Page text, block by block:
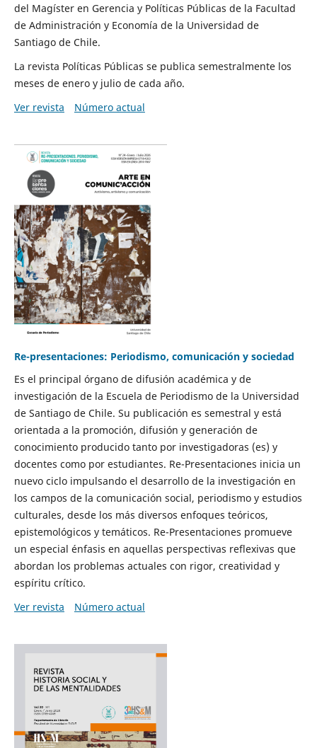
del Magíster en Gerencia y Políticas Públicas de la Facultad
de Administración y Economía de la Universidad de
Santiago de Chile.
La revista Políticas Públicas se publica semestralmente los
meses de enero y julio de cada año.
Ver revista
Número actual
Re-presentaciones: Periodismo, comunicación y sociedad
Es el principal órgano de difusión académica y de
investigación de la Escuela de Periodismo de la Universidad
de Santiago de Chile. Su publicación es semestral y está
orientada a la promoción, difusión y generación de
conocimiento producido tanto por investigadoras (es) y
docentes como por estudiantes. Re-Presentaciones inicia un
nuevo ciclo impulsando el desarrollo de la investigación en
los campos de la comunicación social, periodismo y estudios
culturales, desde los más diversos enfoques teóricos,
epistemológicos y temáticos. Re-Presentaciones promueve
un especial énfasis en aquellas perspectivas reflexivas que
abordan los problemas actuales con rigor, creatividad y
espíritu crítico.
Ver revista
Número actual